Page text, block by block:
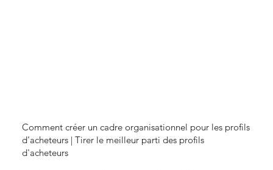
Comment créer un cadre organisationnel pour les profils
d'acheteurs | Tirer le meilleur parti des profils
d'acheteurs